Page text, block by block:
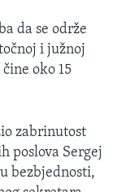
da se održe
i južnoj
oko 15
zabrinutost
poslova Sergej
bezbjednosti,